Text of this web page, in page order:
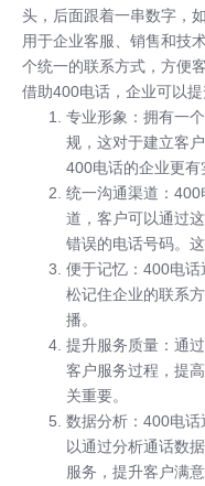
头，后面跟着一串数字，
用于企业客服、销售和技
个统一的联系方式，方便客
借助400电话，企业可以
专业形象：拥有一个
规，这对于建立客
400电话的企业更有
统一沟通渠道： 400
道，客户可以通过
错误的电话号码。
便于记忆：400电
松记住企业的联系
播。
提升服务质量：通
客户服务过程，提
关重要。
数据分析：400电
以通过分析通话数
服务，提升客户满意